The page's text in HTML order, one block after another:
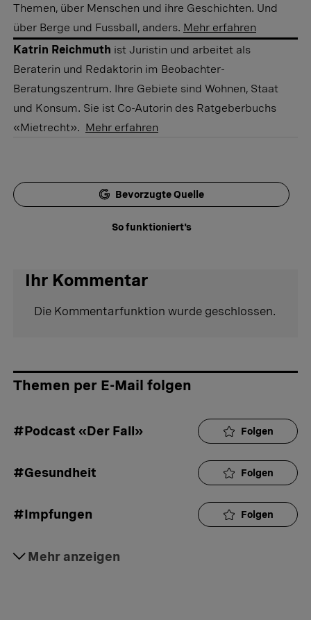
Themen, über Menschen und ihre Geschichten. Und
über Berge und Fussball, anders. Mehr erfahren
Katrin Reichmuth ist Juristin und arbeitet als
Beraterin und Redaktorin im Beobachter-
Beratungszentrum. Ihre Gebiete sind Wohnen, Staat
und Konsum. Sie ist Co-Autorin des Ratgeberbuchs
«Mietrecht». Mehr erfahren
Bevorzugte Quelle
So funktioniert's
Ihr Kommentar
Die Kommentarfunktion wurde geschlossen.
Themen per E-Mail folgen
#Podcast «Der Fall» Folgen
#Gesundheit Folgen
#Impfungen Folgen
Mehr anzeigen
#Podcast